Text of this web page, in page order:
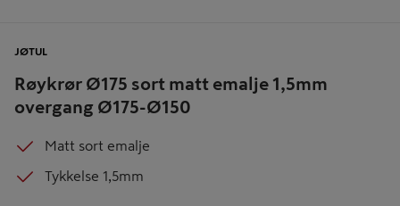
Røykrør Ø175 sort matt emalje 1,5mm
overgang Ø175-Ø150
JØTUL
Matt sort emalje
Tykkelse 1,5mm